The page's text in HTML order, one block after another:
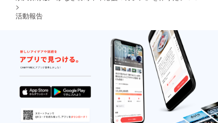
>
活動報告